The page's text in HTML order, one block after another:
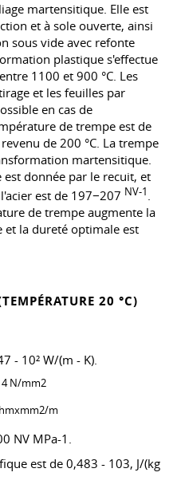
martensitique. Elle est
et à sole ouverte, ainsi
sous vide avec refonte
plastique s'effectue
1100 et 900 °C. Les
et les feuilles par
en cas de
de trempe est de
de 200 °C. La trempe
martensitique.
donnée par le recuit, et
est de 197−207 NV-1.
de trempe augmente la
et la dureté optimale est
20 °C)
- 10² W/(m - K).
4 N/mm2
m
NV MPa-1.
est de 0,483 - 103, J/(kg